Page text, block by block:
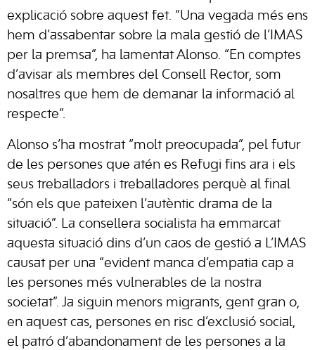
explicació sobre aquest fet. “Una vegada més ens
hem d’assabentar sobre la mala gestió de l’IMAS
per la premsa”, ha lamentat Alonso. “En comptes
d’avisar als membres del Consell Rector, som
nosaltres que hem de demanar la informació al
respecte”.
Alonso s’ha mostrat “molt preocupada”, pel futur
de les persones que atén es Refugi fins ara i els
seus treballadors i treballadores perquè al final
“són els que pateixen l’autèntic drama de la
situació”. La consellera socialista ha emmarcat
aquesta situació dins d’un caos de gestió a L’IMAS
causat per una “evident manca d’empatia cap a
les persones més vulnerables de la nostra
societat”. Ja siguin menors migrants, gent gran o,
en aquest cas, persones en risc d’exclusió social,
el patró d’abandonament de les persones a la